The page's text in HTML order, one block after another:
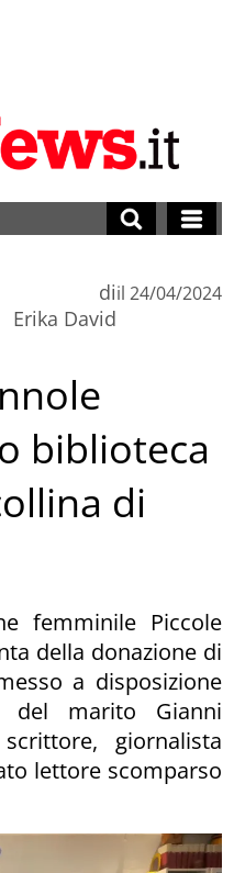
di
Erika David
il 24/04/2024
biblioteca
di
femminile Piccole
della donazione di
a disposizione
del marito Gianni
giornalista
lettore scomparso